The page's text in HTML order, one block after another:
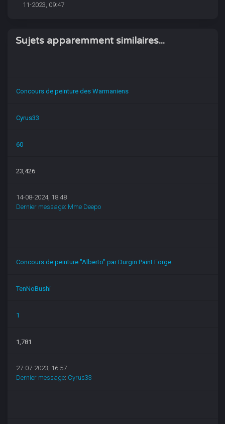
11-2023, 09:47
Sujets apparemment similaires...
Concours de peinture des Warmaniens
Cyrus33
60
23,426
14-08-2024, 18:48
Dernier message: Mme Deepo
Concours de peinture "Alberto" par Durgin Paint Forge
TenNoBushi
1
1,781
27-07-2023, 16:57
Dernier message: Cyrus33